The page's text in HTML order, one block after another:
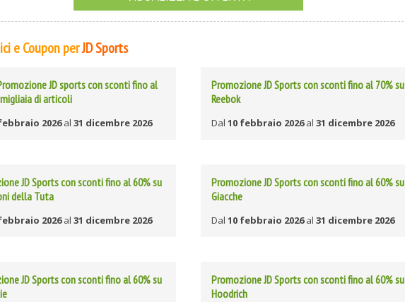
e Coupon perJD Sports
JD sports con sconti fino al
di articoli
2026al 31 dicembre 2026
Promozione JD Sports con sconti fino al 70% su
Reebok
Dal 10 febbraio 2026al 31 dicembre 2026
JD Sports con sconti fino al 60% su
della Tuta
2026al 31 dicembre 2026
Promozione JD Sports con sconti fino al 60% su
Giacche
Dal 10 febbraio 2026al 31 dicembre 2026
JD Sports con sconti fino al 60% su
Promozione JD Sports con sconti fino al 60% su
Hoodrich